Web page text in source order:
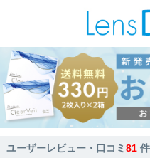
ユーザーレビュー・口コミ81 件